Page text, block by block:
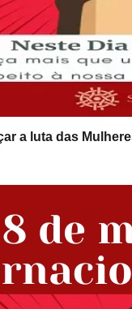
a luta das